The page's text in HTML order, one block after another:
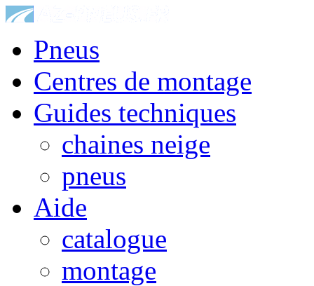
Pneus
Centres de montage
Guides techniques
chaines neige
pneus
Aide
catalogue
montage